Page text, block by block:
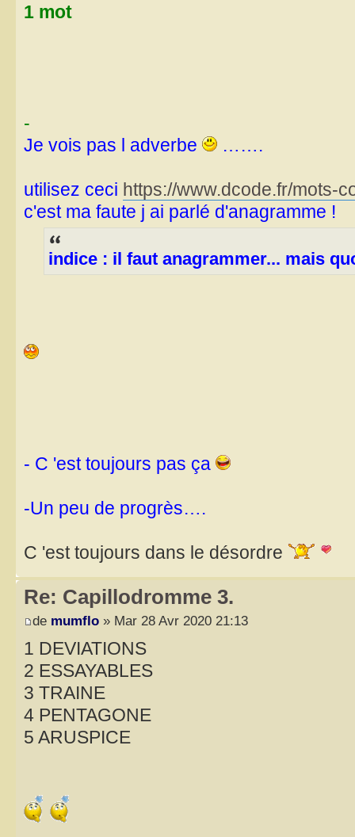
1 mot
-
Je vois pas l adverbe
…….
utilisez ceci https://www.dcode.fr/mots-
c'est ma faute j ai parlé d'anagramme !
indice : il faut anagrammer... mais
- C 'est toujours pas ça
-Un peu de progrès….
C 'est toujours dans le désordre
Re: Capillodromme 3.
de mumflo » Mar 28 Avr 2020 21:13
1 DEVIATIONS
2 ESSAYABLES
3 TRAINE
4 PENTAGONE
5 ARUSPICE